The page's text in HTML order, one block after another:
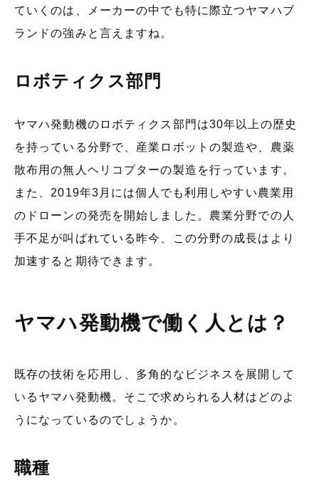
ていくのは、メーカーの中でも特に際立つヤマハブ
ランドの強みと言えますね。
ロボティクス部門
ヤマハ発動機のロボティクス部門は30年以上の歴史
を持っている分野で、産業ロボットの製造や、農薬
散布用の無人ヘリコプターの製造を行っています。
また、2019年3月には個人でも利用しやすい農業用
のドローンの発売を開始しました。農業分野での人
手不足が叫ばれている昨今、この分野の成長はより
加速すると期待できます。
ヤマハ発動機で働く人とは？
既存の技術を応用し、多角的なビジネスを展開して
いるヤマハ発動機。そこで求められる人材はどのよ
うになっているのでしょうか。
職種